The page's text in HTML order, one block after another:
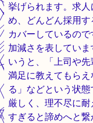
挙げられます。求
め、どんどん採用
カバーしているの
加減さを表してい
いうと、「上司や
満足に教えてもら
る」などという状
厳しく、理不尽に
すぎると諦めへと